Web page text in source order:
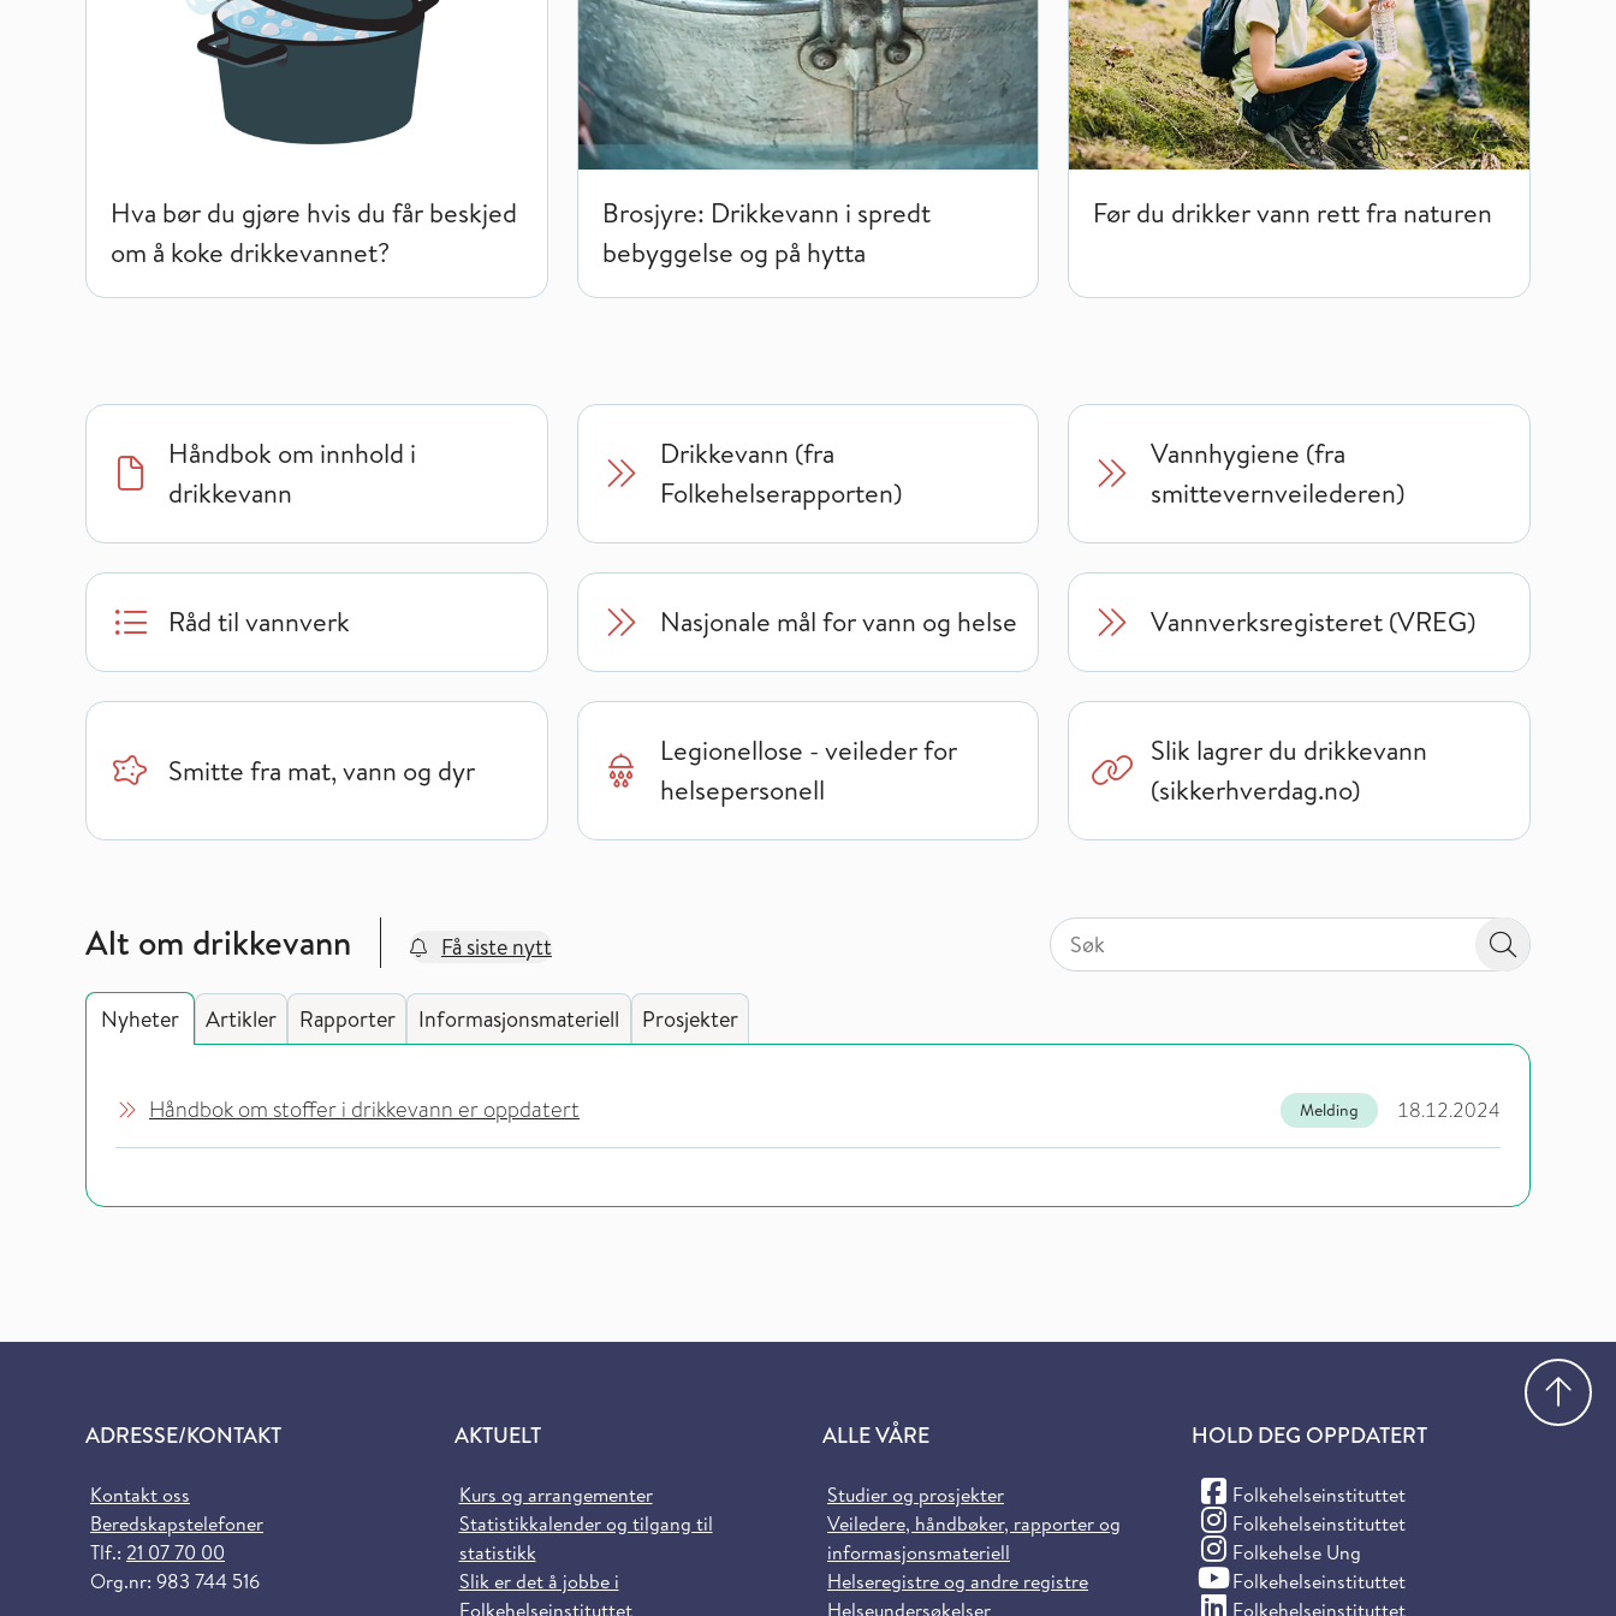
Hva bør du gjøre hvis du får beskjed
om å koke drikkevannet?
Brosjyre: Drikkevann i spredt
bebyggelse og på hytta
Før du drikker vann rett fra naturen
Håndbok om innhold i
drikkevann
Drikkevann (fra
Folkehelserapporten)
Vannhygiene (fra
smittevernveilederen)
Råd til vannverk Nasjonale mål for vann og helse Vannverksregisteret (VREG)
Smitte fra mat, vann og dyr
Legionellose - veileder for
helsepersonell
Slik lagrer du drikkevann
(sikkerhverdag.no)
Alt om drikkevann Få siste nytt
Søk på valgt sidetype i tema / område
Søk på valgt sidetype i tema / område
Søk
Nyheter Artikler Rapporter Informasjonsmateriell Prosjekter
Håndbok om stoffer i drikkevann er oppdatert 18.12.2024
Melding
ADRESSE/KONTAKT
Kontakt oss
Beredskapstelefoner
Tlf.: 21 07 70 00
Org.nr: 983 744 516
AKTUELT
Kurs og arrangementer
Statistikkalender og tilgang til
statistikk
Slik er det å jobbe i
Folkehelseinstituttet
ALLE VÅRE
Studier og prosjekter
Veiledere, håndbøker, rapporter og
informasjonsmateriell
Helseregistre og andre registre
Helseundersøkelser
HOLD DEG OPPDATERT
Folkehelseinstituttet
(Facebook)
Folkehelseinstituttet
(Instagram)
Folkehelse Ung
(Instagram)
Folkehelseinstituttet
(YouTube)
Folkehelseinstituttet
(LinkedIn)